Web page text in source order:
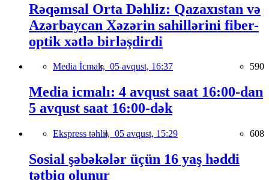
Rəqəmsal Orta Dəhliz: Qazaxıstan və
Azərbaycan Xəzərin sahillərini fiber-
optik xətlə birləşdirdi
Media İcmalı, 05 avqust, 16:37 590
Media icmalı: 4 avqust saat 16:00-dan
5 avqust saat 16:00-dək
Ekspress təhlil, 05 avqust, 15:29 608
Sosial şəbəkələr üçün 16 yaş həddi
tətbiq olunur